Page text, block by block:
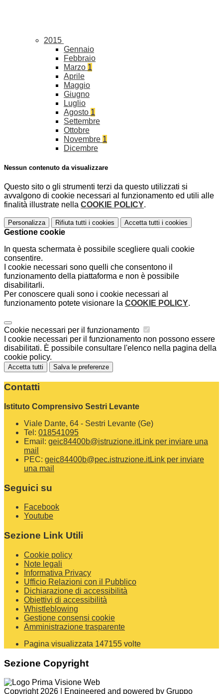
2015
Gennaio
Febbraio
Marzo 1
Aprile
Maggio
Giugno
Luglio
Agosto 1
Settembre
Ottobre
Novembre 1
Dicembre
Nessun contenuto da visualizzare
Questo sito o gli strumenti terzi da questo utilizzati si
avvalgono di cookie necessari al funzionamento ed utili alle
finalità illustrate nella COOKIE POLICY.
Personalizza Rifiuta tutti i cookies Accetta tutti i cookies
Gestione cookie
In questa schermata è possibile scegliere quali cookie
consentire.
I cookie necessari sono quelli che consentono il
funzionamento della piattaforma e non è possibile
disabilitarli.
Per conoscere quali sono i cookie necessari al
funzionamento potete visionare la COOKIE POLICY.
Cookie necessari per il funzionamento
I cookie necessari per il funzionamento non possono essere
disabilitati. È possibile consultare l'elenco nella pagina della
cookie policy.
Accetta tutti Salva le preferenze
Contatti
Istituto Comprensivo Sestri Levante
Viale Dante, 64 - Sestri Levante (Ge)
Tel: 018541095
Email: geic84400b@istruzione.itLink per inviare una
mail
PEC: geic84400b@pec.istruzione.itLink per inviare
una mail
Seguici su
Facebook
Youtube
Sezione Link Utili
Cookie policy
Note legali
Informativa Privacy
Ufficio Relazioni con il Pubblico
Dichiarazione di accessibilità
Obiettivi di accessibilità
Whistleblowing
Gestione consensi cookie
Amministrazione trasparente
Pagina visualizzata 147155 volte
Sezione Copyright
Copyright 2026 | Engineered and powered by Gruppo